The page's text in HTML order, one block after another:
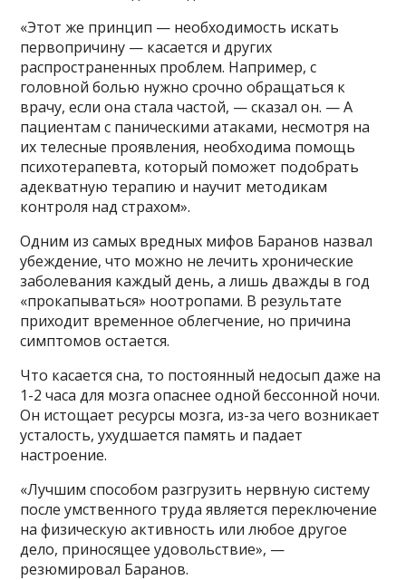
«Этот же принцип — необходимость искать
первопричину — касается и других
распространенных проблем. Например, с
головной болью нужно срочно обращаться к
врачу, если она стала частой, — сказал он. — А
пациентам с паническими атаками, несмотря на
их телесные проявления, необходима помощь
психотерапевта, который поможет подобрать
адекватную терапию и научит методикам
контроля над страхом».
Одним из самых вредных мифов Баранов назвал
убеждение, что можно не лечить хронические
заболевания каждый день, а лишь дважды в год
«прокапываться» ноотропами. В результате
приходит временное облегчение, но причина
симптомов остается.
Что касается сна, то постоянный недосып даже на
1-2 часа для мозга опаснее одной бессонной ночи.
Он истощает ресурсы мозга, из-за чего возникает
усталость, ухудшается память и падает
настроение.
«Лучшим способом разгрузить нервную систему
после умственного труда является переключение
на физическую активность или любое другое
дело, приносящее удовольствие», —
резюмировал Баранов.